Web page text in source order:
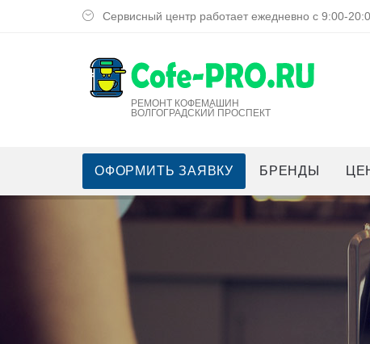
Сервисный центр работает ежедневно с 9:00-
РЕМОНТ КОФЕМАШИН
ВОЛГОГРАДСКИЙ ПРОСПЕКТ
ОФОРМИТЬ ЗАЯВКУ БРЕНДЫ